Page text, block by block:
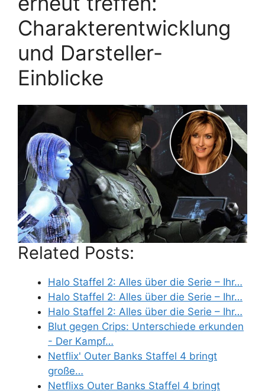
Charakterentwicklung
und Darsteller-
Einblicke
Related Posts:
Halo Staffel 2: Alles über die Serie – Ihr…
Halo Staffel 2: Alles über die Serie – Ihr…
Halo Staffel 2: Alles über die Serie – Ihr…
Blut gegen Crips: Unterschiede erkunden
- Der Kampf…
Netflix' Outer Banks Staffel 4 bringt
große…
Netflixs Outer Banks Staffel 4 bringt